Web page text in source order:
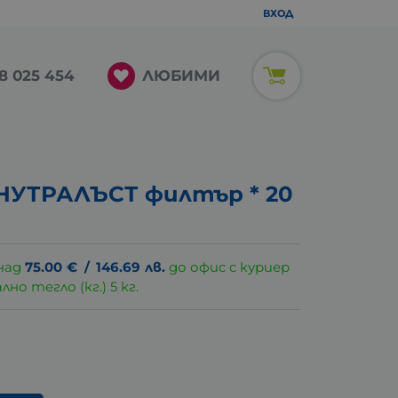
ВХОД
025 454 ЛЮБИМИ
филтър * 20
75.00 € / 146.69 лв. до офис с куриер
тегло (кг.) 5 кг.